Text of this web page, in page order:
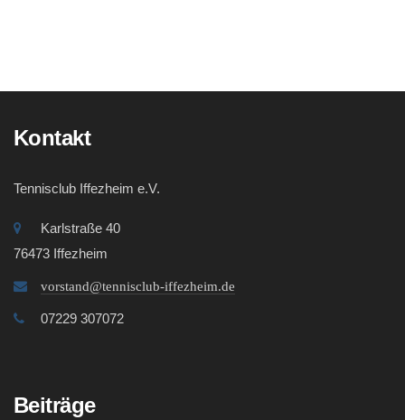
Kontakt
Tennisclub Iffezheim e.V.
Karlstraße 40
76473 Iffezheim
vorstand@tennisclub-iffezheim.de
07229 307072
Beiträge